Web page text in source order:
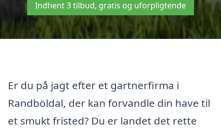
Indhent 3 tilbud, gratis og uforpligtende
Er du på jagt efter et gartnerfirma i
Randböldal, der kan forvandle din have til
et smukt fristed? Du er landet det rette